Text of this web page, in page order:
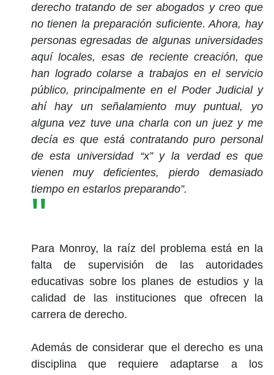
derecho tratando de ser abogados y creo que
no tienen la preparación suficiente. Ahora, hay
personas egresadas de algunas universidades
aquí locales, esas de reciente creación, que
han logrado colarse a trabajos en el servicio
público, principalmente en el Poder Judicial y
ahí hay un señalamiento muy puntual, yo
alguna vez tuve una charla con un juez y me
decía es que está contratando puro personal
de esta universidad “x” y la verdad es que
vienen muy deficientes, pierdo demasiado
tiempo en estarlos preparando”.
Para Monroy, la raíz del problema está en la
falta de supervisión de las autoridades
educativas sobre los planes de estudios y la
calidad de las instituciones que ofrecen la
carrera de derecho.
Además de considerar que el derecho es una
disciplina que requiere adaptarse a los